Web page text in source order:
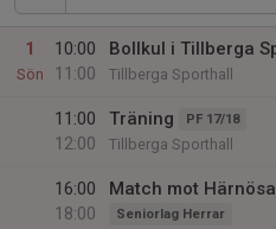
1
Sön
10:00
11:00
Bollkul i Tillberga
Tillberga Sporthall
11:00
12:00
Träning PF 17/18
Tillberga Sporthall
16:00
18:00
Match mot
Seniorlag Herrar